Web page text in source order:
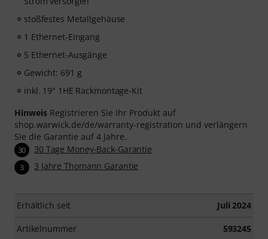
stoßfestes Metallgehäuse
1 Ethernet-Eingang
5 Ethernet-Ausgänge
Gewicht: 691 g
inkl. 19" 1HE Rackmontage-Kit
Hinweis Registrieren Sie Ihr Produkt auf
shop.warwick.de/de/warranty-registration und verlängern
Sie die Garantie auf 4 Jahre.
30 30 Tage Money-Back-Garantie
3 3 Jahre Thomann Garantie
Erhältlich seit Juli 2024
Artikelnummer 593245